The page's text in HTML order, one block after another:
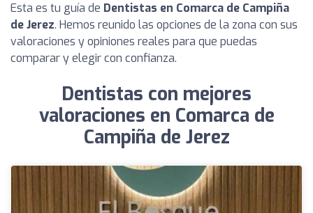
Esta es tu guía de Dentistas en Comarca de Campiña
de Jerez. Hemos reunido las opciones de la zona con sus
valoraciones y opiniones reales para que puedas
comparar y elegir con confianza.
Dentistas con mejores
valoraciones en Comarca de
Campiña de Jerez